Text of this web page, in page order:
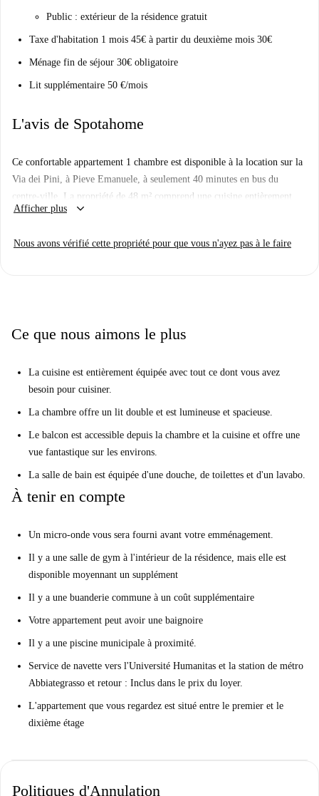
Public : extérieur de la résidence gratuit
Taxe d'habitation 1 mois 45€ à partir du deuxième mois 30€
Ménage fin de séjour 30€ obligatoire
Lit supplémentaire 50 €/mois
L'avis de Spotahome
Ce confortable appartement 1 chambre est disponible à la location sur la
Via dei Pini, à Pieve Emanuele, à seulement 40 minutes en bus du
centre-ville. La propriété de 48 m² comprend une cuisine entièrement
équipée et un coin repas, avec accès à un balcon privé. La chambre
toilettes.
Afficher plus keyboard_arrow_down
Nous avons vérifié cette propriété pour que vous n'ayez pas à le faire
Ce que nous aimons le plus
La cuisine est entièrement équipée avec tout ce dont vous avez
besoin pour cuisiner.
La chambre offre un lit double et est lumineuse et spacieuse.
Le balcon est accessible depuis la chambre et la cuisine et offre une
vue fantastique sur les environs.
La salle de bain est équipée d'une douche, de toilettes et d'un lavabo.
À tenir en compte
Un micro-onde vous sera fourni avant votre emménagement.
Il y a une salle de gym à l'intérieur de la résidence, mais elle est
disponible moyennant un supplément
Il y a une buanderie commune à un coût supplémentaire
Votre appartement peut avoir une baignoire
Il y a une piscine municipale à proximité.
Service de navette vers l'Université Humanitas et la station de métro
Abbiategrasso et retour : Inclus dans le prix du loyer.
L'appartement que vous regardez est situé entre le premier et le
dixième étage
Politiques d'Annulation